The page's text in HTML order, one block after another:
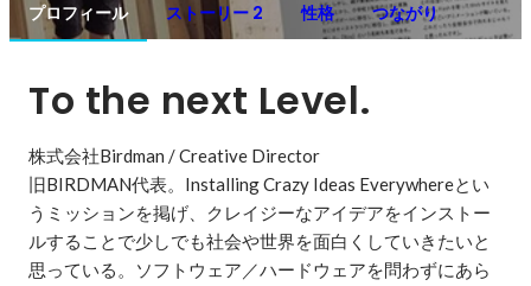
プロフィール ストーリー 2 性格 つながり
To the next Level.
株式会社Birdman / Creative Director
旧BIRDMAN代表。Installing Crazy Ideas Everywhereとい
うミッションを掲げ、クレイジーなアイデアをインストー
ルすることで少しでも社会や世界を面白くしていきたいと
思っている。ソフトウェア／ハードウェアを問わずにあら